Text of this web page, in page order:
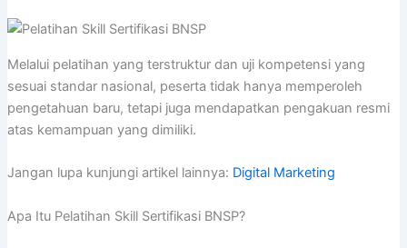
Melalui pelatihan yang terstruktur dan uji kompetensi yang
sesuai standar nasional, peserta tidak hanya memperoleh
pengetahuan baru, tetapi juga mendapatkan pengakuan resmi
atas kemampuan yang dimiliki.
Jangan lupa kunjungi artikel lainnya: Digital Marketing
Apa Itu Pelatihan Skill Sertifikasi BNSP?